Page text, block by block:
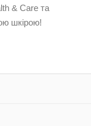
& Care та
шкірою!